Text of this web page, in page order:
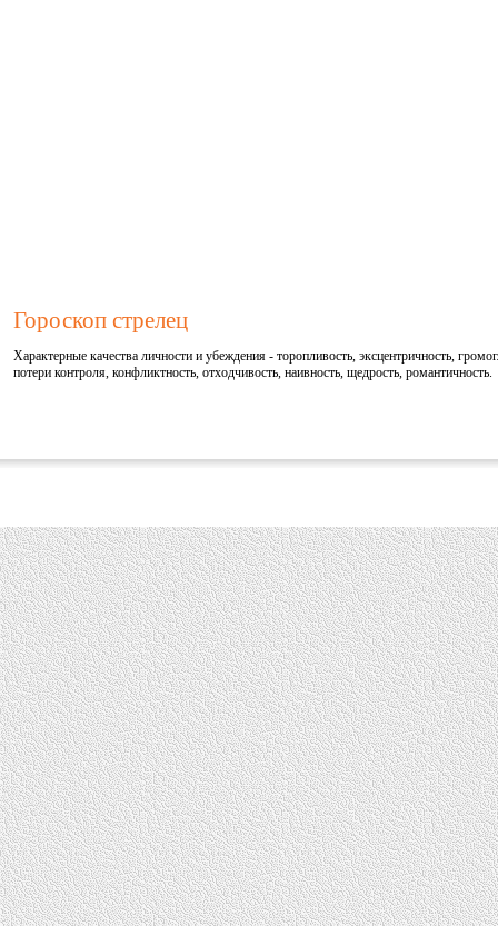
Гороскоп стрелец
Характерные качества личности и убеждения - торопливость, эксцентричность,
потери контроля, конфликтность, отходчивость, наивность, щедрость, романтичность.